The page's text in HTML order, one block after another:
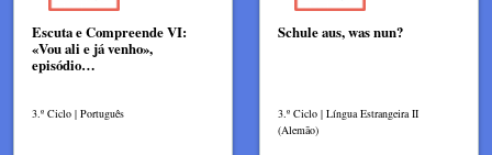
Escuta e Compreende VI:
«Vou ali e já venho»,
episódio…
3.º Ciclo | Português
Schule aus, was nun?
3.º Ciclo | Língua Estrangeira II
(Alemão)